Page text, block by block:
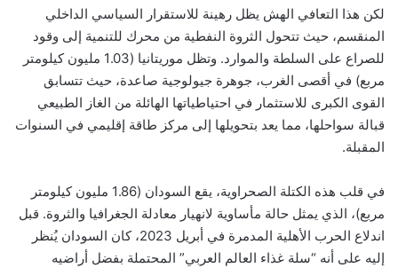
لكن هذا التعافي الهش يظل رهينة للاستقرار السياسي الداخلي
المنقسم، حيث تتحول الثروة النفطية من محرك للتنمية إلى وقود
للصراع على السلطة والموارد. وتظل موريتانيا (1.03 مليون كيلومتر
مربع) في أقصى الغرب، جوهرة جيولوجية صاعدة، حيث تتسابق
القوى الكبرى للاستثمار في احتياطياتها الهائلة من الغاز الطبيعي
قبالة سواحلها، مما يعد بتحويلها إلى مركز طاقة إقليمي في السنوات
المقبلة.
في قلب هذه الكتلة الصحراوية، يقع السودان (1.86 مليون كيلومتر
مربع)، الذي يمثل حالة مأساوية لانهيار معادلة الجغرافيا والثروة. قبل
اندلاع الحرب الأهلية المدمرة في أبريل 2023، كان السودان يُنظر
إليه على أنه “سلة غذاء العالم العربي” المحتملة بفضل أراضيه